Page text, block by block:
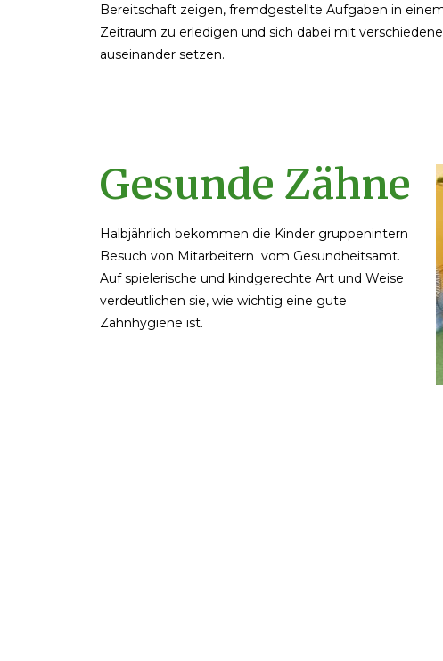
Bereitschaft zeigen, fremdgestellte Aufgaben in
Zeitraum zu erledigen und sich dabei mit
auseinander setzen.
Gesunde Zähne
Halbjährlich bekommen die Kinder gruppenintern
Besuch von Mitarbeitern vom Gesundheitsamt.
Auf spielerische und kindgerechte Art und Weise
verdeutlichen sie, wie wichtig eine gute
Zahnhygiene ist.